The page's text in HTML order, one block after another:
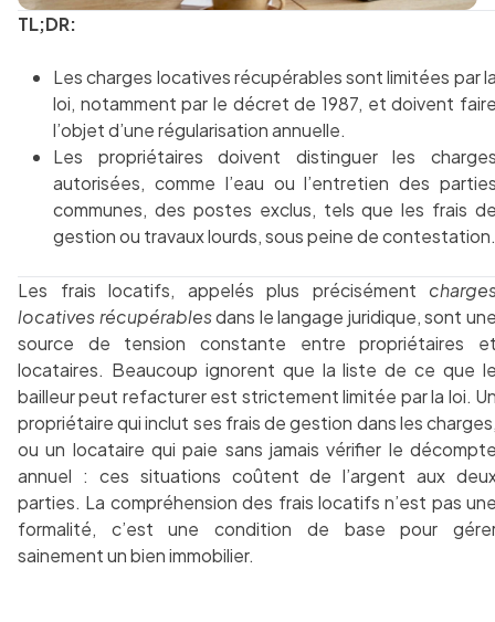
TL;DR:
Les charges locatives récupérables sont limitées par
loi, notamment par le décret de 1987, et doivent
l’objet d’une régularisation annuelle.
Les propriétaires doivent distinguer les
autorisées, comme l’eau ou l’entretien des
communes, des postes exclus, tels que les frais
gestion ou travaux lourds, sous peine de contestation.
Les frais locatifs, appelés plus précisément
locatives récupérablesdans le langage juridique, sont
source de tension constante entre propriétaires
locataires. Beaucoup ignorent que la liste de ce que
bailleur peut refacturer est strictement limitée par la loi.
propriétaire qui inclut ses frais de gestion dans les
ou un locataire qui paie sans jamais vérifier le
annuel : ces situations coûtent de l’argent aux
parties. La compréhension des frais locatifs n’est pas
formalité, c’est une condition de base pour
sainement un bien immobilier.